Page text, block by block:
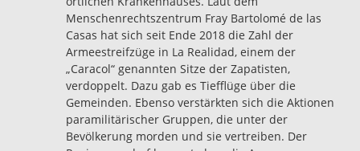
Menschenrechtszentrum Fray Bartolomé de las
Casas hat sich seit Ende 2018 die Zahl der
Armeestreifzüge in La Realidad, einem der
„Caracol“ genannten Sitze der Zapatisten,
verdoppelt. Dazu gab esTiefflüge über die
Gemeinden. Ebenso verstärkten sich die Aktionen
paramilitärischer Gruppen, die unter der
Bevölkerung morden und sie vertreiben. Der